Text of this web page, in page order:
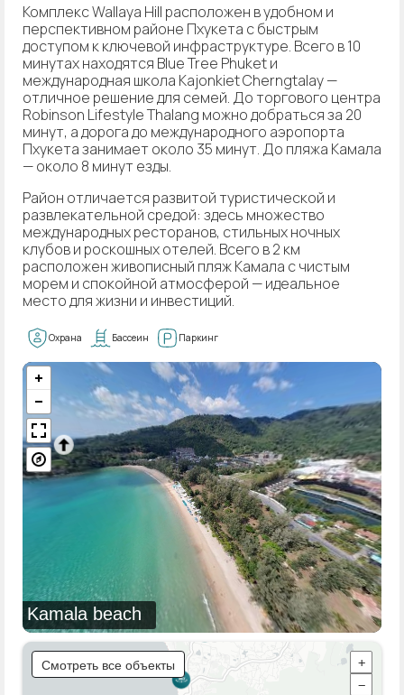
Комплекс Wallaya Hill расположен в удобном и
перспективном районе Пхукета с быстрым
доступом к ключевой инфраструктуре. Всего в 10
минутах находятся Blue Tree Phuket и
международная школа Kajonkiet Cherngtalay —
отличное решение для семей. До торгового центра
Robinson Lifestyle Thalang можно добраться за 20
минут, а дорога до международного аэропорта
Пхукета занимает около 35 минут. До пляжа Камала
— около 8 минут езды.
Район отличается развитой туристической и
развлекательной средой: здесь множество
международных ресторанов, стильных ночных
клубов и роскошных отелей. Всего в 2 км
расположен живописный пляж Камала с чистым
морем и спокойной атмосферой — идеальное
место для жизни и инвестиций.
Охрана Бассеин Паркинг
Kamala beach
Смотреть все объекты
+
−